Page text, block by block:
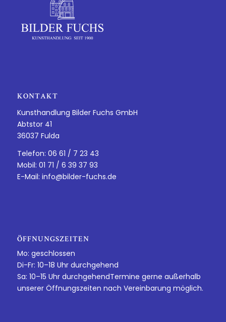
KONTAKT
Kunsthandlung Bilder Fuchs GmbH
Abtstor 41
36037 Fulda
Telefon: 06 61 / 7 23 43
Mobil: 01 71 / 6 39 37 93
E-Mail: info@bilder-fuchs.de
ÖFFNUNGSZEITEN
Mo: geschlossen
Di-Fr: 10–18 Uhr durchgehend
Sa: 10–15 Uhr durchgehendTermine gerne außerhalb
unserer Öffnungszeiten nach Vereinbarung möglich.